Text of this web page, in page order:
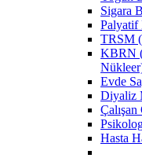
Sigara
Palyatif
TRSM
KBRN
Evde
Diyaliz
Hasta